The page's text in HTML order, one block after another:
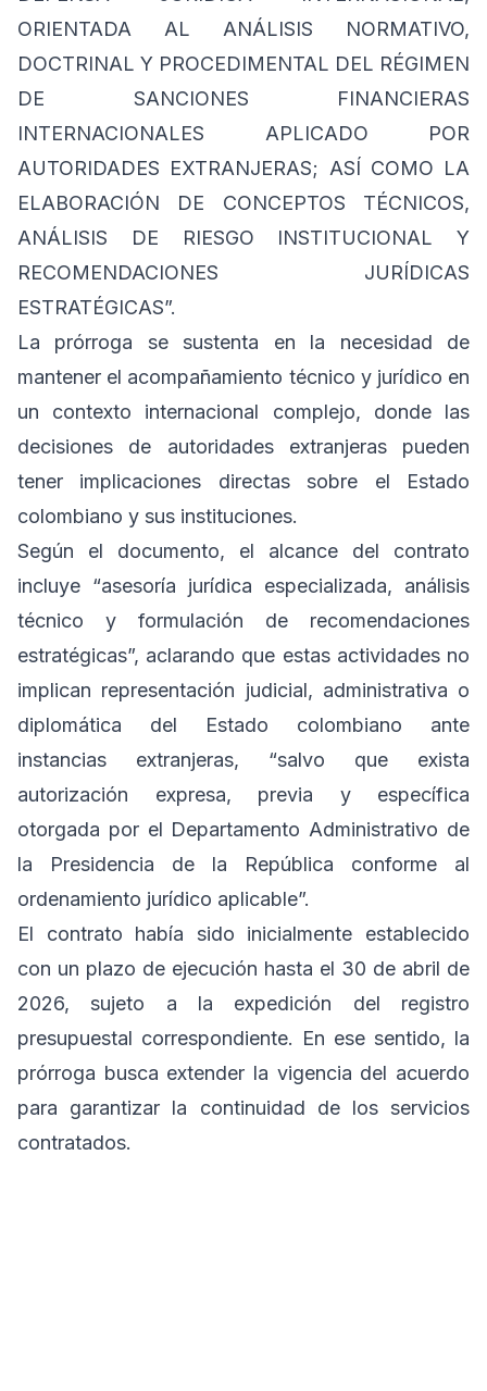
ORIENTADA AL ANÁLISIS NORMATIVO,
DOCTRINAL Y PROCEDIMENTAL DEL RÉGIMEN
DE SANCIONES FINANCIERAS
INTERNACIONALES APLICADO POR
AUTORIDADES EXTRANJERAS; ASÍ COMO LA
ELABORACIÓN DE CONCEPTOS TÉCNICOS,
ANÁLISIS DE RIESGO INSTITUCIONAL Y
RECOMENDACIONES JURÍDICAS
ESTRATÉGICAS”.
La prórroga se sustenta en la necesidad de
mantener el acompañamiento técnico y jurídico en
un contexto internacional complejo, donde las
decisiones de autoridades extranjeras pueden
tener implicaciones directas sobre el Estado
colombiano y sus instituciones.
Según el documento, el alcance del contrato
incluye “asesoría jurídica especializada, análisis
técnico y formulación de recomendaciones
estratégicas”, aclarando que estas actividades no
implican representación judicial, administrativa o
diplomática del Estado colombiano ante
instancias extranjeras, “salvo que exista
autorización expresa, previa y específica
otorgada por el Departamento Administrativo de
la Presidencia de la República conforme al
ordenamiento jurídico aplicable”.
El contrato había sido inicialmente establecido
con un plazo de ejecución hasta el 30 de abril de
2026, sujeto a la expedición del registro
presupuestal correspondiente. En ese sentido, la
prórroga busca extender la vigencia del acuerdo
para garantizar la continuidad de los servicios
contratados.